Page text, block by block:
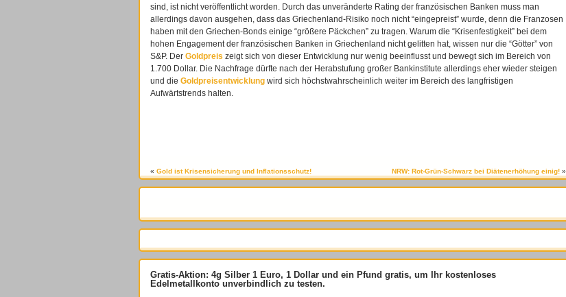
sind, ist nicht veröffentlicht worden. Durch das unveränderte Rating der französischen Banken muss man
allerdings davon ausgehen, dass das Griechenland-Risiko noch nicht “eingepreist” wurde, denn die Franzosen
haben mit den Griechen-Bonds einige “größere Päckchen” zu tragen. Warum die “Krisenfestigkeit” bei dem
hohen Engagement der französischen Banken in Griechenland nicht gelitten hat, wissen nur die “Götter” von
S&P. Der Goldpreis zeigt sich von dieser Entwicklung nur wenig beeinflusst und bewegt sich im Bereich von
1.700 Dollar. Die Nachfrage dürfte nach der Herabstufung großer Bankinstitute allerdings eher wieder steigen
und die Goldpreisentwicklung wird sich höchstwahrscheinlich weiter im Bereich des langfristigen
Aufwärtstrends halten.
« Gold ist Krisensicherung und Inflationsschutz! NRW: Rot-Grün-Schwarz bei Diätenerhöhung einig! »
Gratis-Aktion: 4g Silber 1 Euro, 1 Dollar und ein Pfund gratis, um Ihr kostenloses
Edelmetallkonto unverbindlich zu testen.